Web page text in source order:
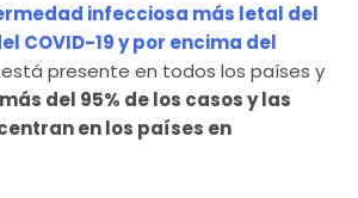
infecciosa más letal del
COVID-19 y por encima del
está presente en todos los países y
más del 95% de los casos y las
en los países en